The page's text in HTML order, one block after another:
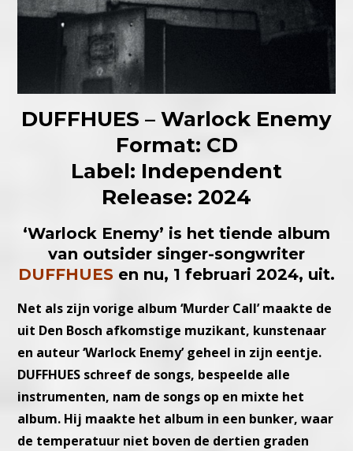
DUFFHUES – Warlock Enemy
Format: CD
Label: Independent
Release: 2024
‘Warlock Enemy’ is het tiende album
van outsider singer-songwriter
DUFFHUES en nu, 1 februari 2024, uit.
Net als zijn vorige album ‘Murder Call’ maakte de
uit Den Bosch afkomstige muzikant, kunstenaar
en auteur ‘Warlock Enemy’ geheel in zijn eentje.
DUFFHUES schreef de songs, bespeelde alle
instrumenten, nam de songs op en mixte het
album. Hij maakte het album in een bunker, waar
de temperatuur niet boven de dertien graden